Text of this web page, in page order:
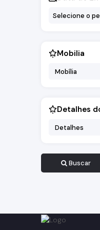
Mobilia
Mobília
Detalhes
Detalhes
Buscar